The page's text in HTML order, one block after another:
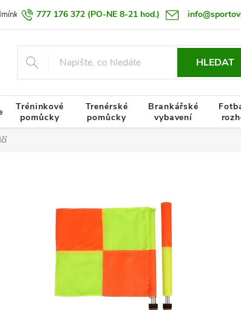
777 176 372 (PO-NE 8-21 hod.)
pomucky.cz
Zásady zpracování osobních údajů Termín doručení
HLEDAT
Tréninkové
pomůcky
Trenérské
pomůcky
Brankářské
vybavení